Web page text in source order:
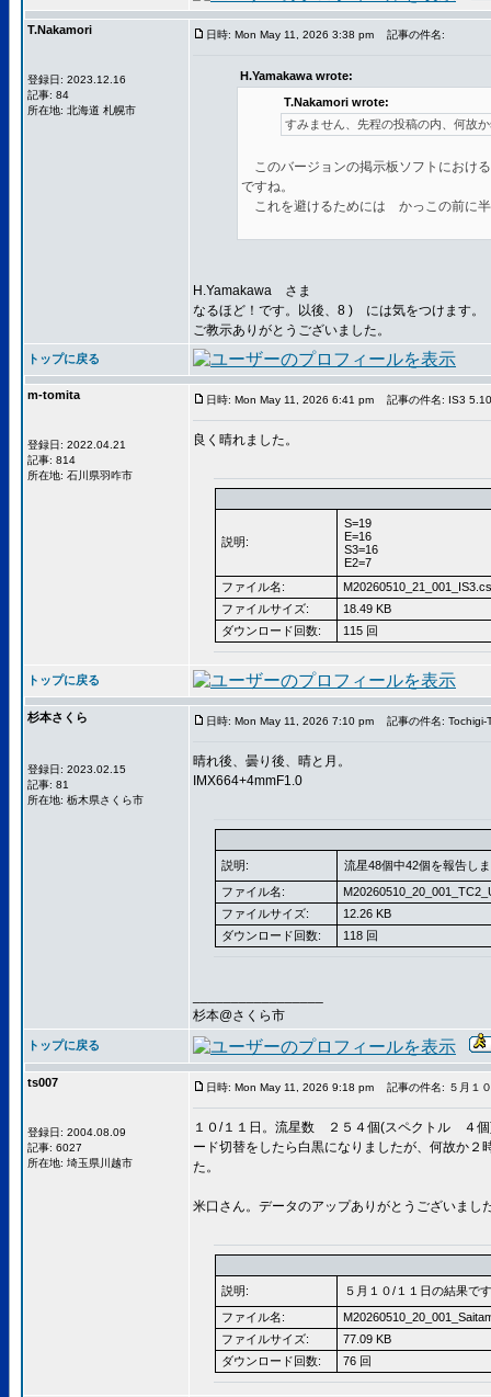
T.Nakamori
登録日: 2023.12.16
記事: 84
所在地: 北海道 札幌市
日時: Mon May 11, 2026 3:38 pm 記事の件名:
H.Yamakawa wrote:
T.Nakamori wrote:
すみません、先程の投稿の内、何故
このバージョンの掲示板ソフトにおけ
ですね。
これを避けるためには かっこの前に半
H.Yamakawa さま
なるほど！です。以後、8 ) には気をつけます。
ご教示ありがとうございました。
トップに戻る
m-tomita
登録日: 2022.04.21
記事: 814
所在地: 石川県羽咋市
日時: Mon May 11, 2026 6:41 pm 記事の件名: IS3
良く晴れました。
説明:
S=19
E=16
S3=16
E2=7
ファイル名:
ファイルサイズ:
18.49 KB
ダウンロード回数:
115 回
トップに戻る
杉本さくら
登録日: 2023.02.15
記事: 81
所在地: 栃木県さくら市
日時: Mon May 11, 2026 7:10 pm 記事の件名: Tochigi-
晴れ後、曇り後、晴と月。
IMX664+4mmF1.0
説明:
流星48個中42個を報告し
ファイル名:
ファイルサイズ:
12.26 KB
ダウンロード回数:
118 回
杉本@さくら市
トップに戻る
ts007
登録日: 2004.08.09
記事: 6027
所在地: 埼玉県川越市
日時: Mon May 11, 2026 9:18 pm 記事の件名: ５月１
１０/１１日。流星数 ２５４個(スペクトル ４個
ード切替をしたら白黒になりましたが、何故か
た。
米口さん。データのアップありがとうございまし
説明:
５月１０/１１日の結果で
ファイル名:
ファイルサイズ:
77.09 KB
ダウンロード回数:
76 回